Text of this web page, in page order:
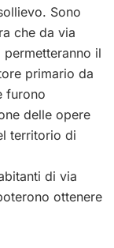
Sono
che da via
il
primario da
furono
delle opere
territorio di
di via
ottenere